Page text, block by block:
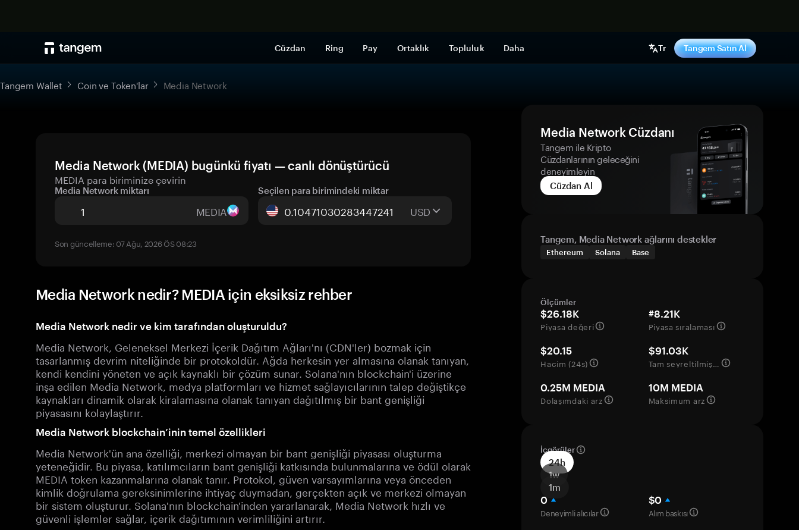
Cüzdan Ring Pay Ortaklık Topluluk Daha Tr Tangem Satın Al
Tangem Wallet Coin ve Token'lar Media Network
Media Network (MEDIA) bugünkü fiyatı — canlı dönüştürücü
MEDIA para biriminize çevirin
Media Network miktarı
MEDIA
Seçilen para birimindeki miktar
USD
Son güncelleme: 07 Ağu, 2026 ÖS 08:23
Media Network nedir? MEDIA için eksiksiz rehber
Media Network nedir ve kim tarafından oluşturuldu?
Media Network, Geleneksel Merkezi İçerik Dağıtım Ağları'nı (CDN'ler) bozmak için
tasarlanmış devrim niteliğinde bir protokoldür. Ağda herkesin yer almasına olanak tanıyan,
kendi kendini yöneten ve açık kaynaklı bir çözüm sunar. Solana'nın blockchain'i üzerine
inşa edilen Media Network, medya platformları ve hizmet sağlayıcılarının talep değiştikçe
kaynakları dinamik olarak kiralamasına olanak tanıyan dağıtılmış bir bant genişliği
piyasasını kolaylaştırır.
Media Network blockchain’inin temel özellikleri
Media Network'ün ana özelliği, merkezi olmayan bir bant genişliği piyasası oluşturma
yeteneğidir. Bu piyasa, katılımcıların bant genişliği katkısında bulunmalarına ve ödül olarak
MEDIA token kazanmalarına olanak tanır. Protokol, güven varsayımlarına veya önceden
kimlik doğrulama gereksinimlerine ihtiyaç duymadan, gerçekten açık ve merkezi olmayan
bir sistem oluşturur. Solana'nın blockchain'inden yararlanarak, Media Network hızlı ve
güvenli işlemler sağlar, içerik dağıtımının verimliliğini artırır.
Media Network Cüzdanı
Tangem ile Kripto
Cüzdanlarının geleceğini
deneyimleyin
Cüzdan Al
Tangem, Media Network ağlarını destekler
Ethereum Solana Base
Ölçümler
$26.18K
Piyasa değeri
#8.21K
Piyasa sıralaması
$20.15
Hacim (24s)
$91.03K
Tam seyreltilmiş değerleme
0.25M MEDIA
Dolaşımdaki arz
10M MEDIA
Maksimum arz
İçgörüler
24h
1w
1m
0
Deneyimli alıcılar
$0
Alım baskısı